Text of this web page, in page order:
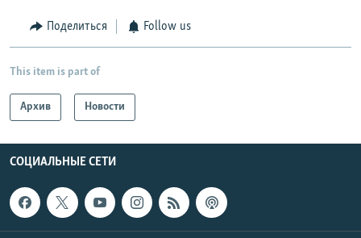
Поделиться Follow us
This item is part of
Архив Новости
СОЦИАЛЬНЫЕ СЕТИ